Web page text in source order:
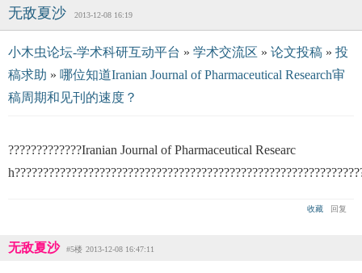
无敌夏沙
2013-12-08 16:19
小木虫论坛-学术科研互动平台 » 学术交流区 » 论文投稿 » 投
稿求助 » 哪位知道Iranian Journal of Pharmaceutical Research审
稿周期和见刊的速度？
?????????????Iranian Journal of Pharmaceutical Researc
收藏 回复
无敌夏沙 #5楼 2013-12-08 16:47:11